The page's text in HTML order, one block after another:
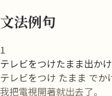
文法例句
1
テレビをつけたまま出か
テレビをつけ たまま でか
我把電視開著就出去了。